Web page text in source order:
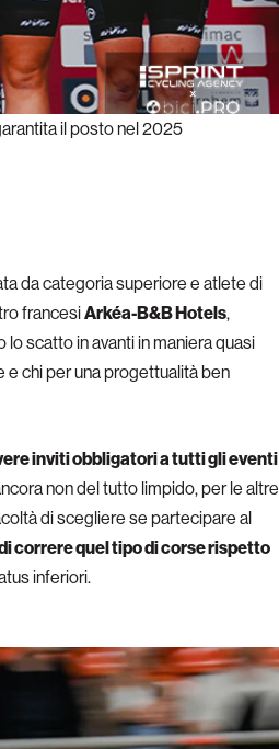
il posto nel 2025
da categoria superiore e atlete di
francesiArkéa-B&B Hotels,
scatto in avanti in maniera quasi
e chi per una progettualità ben
inviti obbligatori a tutti gli eventi
non del tutto limpido, per le altre
di scegliere se partecipare al
correre quel tipo di corse rispetto
inferiori.